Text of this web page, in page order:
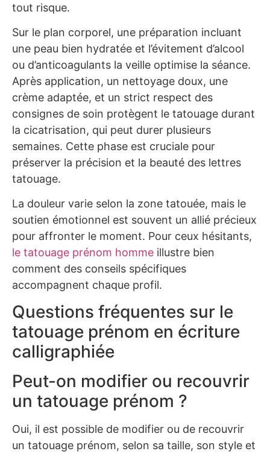
tout risque.
Sur le plan corporel, une préparation incluant
une peau bien hydratée et l’évitement d’alcool
ou d’anticoagulants la veille optimise la séance.
Après application, un nettoyage doux, une
crème adaptée, et un strict respect des
consignes de soin protègent le tatouage durant
la cicatrisation, qui peut durer plusieurs
semaines. Cette phase est cruciale pour
préserver la précision et la beauté des lettres
tatouage.
La douleur varie selon la zone tatouée, mais le
soutien émotionnel est souvent un allié précieux
pour affronter le moment. Pour ceux hésitants,
le tatouage prénom homme illustre bien
comment des conseils spécifiques
accompagnent chaque profil.
Questions fréquentes sur le
tatouage prénom en écriture
calligraphiée
Peut-on modifier ou recouvrir
un tatouage prénom ?
Oui, il est possible de modifier ou de recouvrir
un tatouage prénom, selon sa taille, son style et